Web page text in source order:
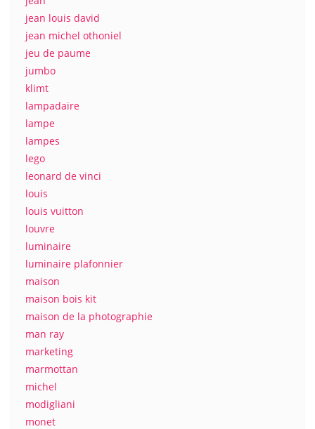
jean louis david
jean michel othoniel
jeu de paume
jumbo
klimt
lampadaire
lampe
lampes
lego
leonard de vinci
louis
louis vuitton
louvre
luminaire
luminaire plafonnier
maison
maison bois kit
maison de la photographie
man ray
marketing
marmottan
michel
modigliani
monet